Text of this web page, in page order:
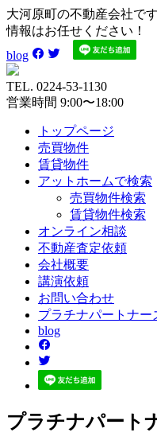
大河原町の不動産会社で
情報はお任せください！
blog
TEL. 0224-53-1130
営業時間 9:00〜18:00
トップページ
売買物件
賃貸物件
アットホームで検索
売買物件検索
賃貸物件検索
オンライン相談
不動産査定依頼
会社概要
講演依頼
お問い合わせ
プラチナパートナー
blog
プラチナパート